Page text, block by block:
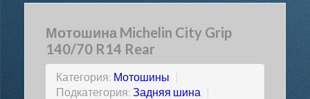
Мотошина Michelin City Grip
140/70 R14 Rear
Категория: Мотошины |
Подкатегория: Задняя шина |